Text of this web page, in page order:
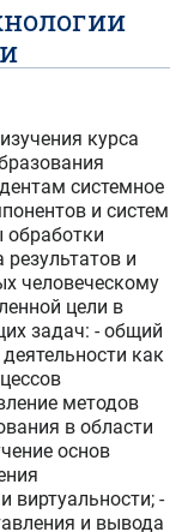
курса
системное
и систем
обработки
и
человеческому
цели в
задач: - общий
как
методов
в области
основ
виртуальности; -
и вывода